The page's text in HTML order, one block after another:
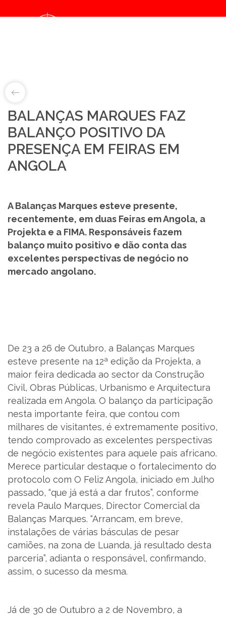
/home/balancasmarques/public_html/noticias/details.php
PRODUTOS
MARKETS
LOJA ONLINE
SUPORTE
MARQUES ACADEMY
CONTACTOS
RECRUTAMENTO
BLOG
LIVRO DE RECLAMAÇÕES
PT
BALANÇAS MARQUES FAZ
BALANÇO POSITIVO DA
PRESENÇA EM FEIRAS EM
ANGOLA
A Balanças Marques esteve presente,
recentemente, em duas Feiras em Angola, a
Projekta e a FIMA. Responsáveis fazem
balanço muito positivo e dão conta das
excelentes perspectivas de negócio no
mercado angolano.
De 23 a 26 de Outubro, a Balanças Marques
esteve presente na 12ª edição da Projekta, a
maior feira dedicada ao sector da Construção
Civil, Obras Públicas, Urbanismo e Arquitectura
realizada em Angola. O balanço da participação
nesta importante feira, que contou com
milhares de visitantes, é extremamente positivo,
tendo comprovado as excelentes perspectivas
de negócio existentes para aquele país africano.
Merece particular destaque o fortalecimento do
protocolo com O Feliz Angola, iniciado em Julho
passado, “que já está a dar frutos”, conforme
revela Paulo Marques, Director Comercial da
Balanças Marques. “Arrancam, em breve,
instalações de várias básculas de pesar
camiões, na zona de Luanda, já resultado desta
parceria”, adianta o responsável, confirmando,
assim, o sucesso da mesma.
Já de 30 de Outubro a 2 de Novembro, a